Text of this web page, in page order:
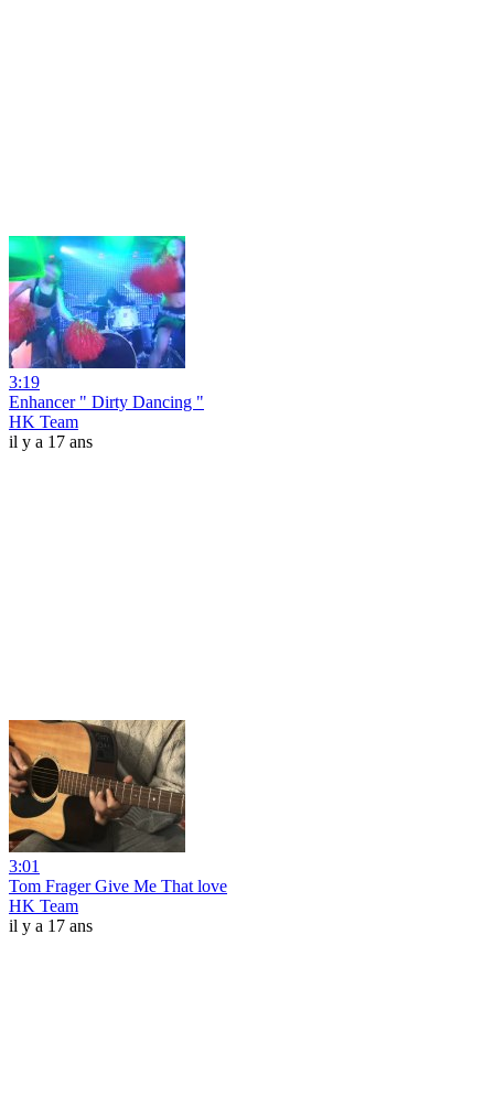
3:19
Enhancer " Dirty Dancing "
HK Team
il y a 17 ans
3:01
Tom Frager Give Me That love
HK Team
il y a 17 ans